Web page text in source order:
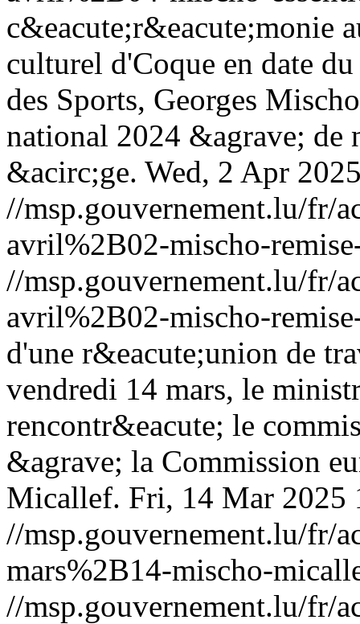
c&eacute;r&eacute;monie
culturel d'Coque en date
des Sports, Georges
national 2024 &agrave; de
&acirc;ge. Wed, 2 Apr
//msp.gouvernement.lu/fr/
avril%2B02-mischo-
//msp.gouvernement.lu/fr/
avril%2B02-mischo-
d'une r&eacute;union de
vendredi 14 mars, le
rencontr&eacute; le
&agrave; la Commission
Micallef. Fri, 14 Mar 2025
//msp.gouvernement.lu/fr/
mars%2B14-mischo-
//msp.gouvernement.lu/fr/